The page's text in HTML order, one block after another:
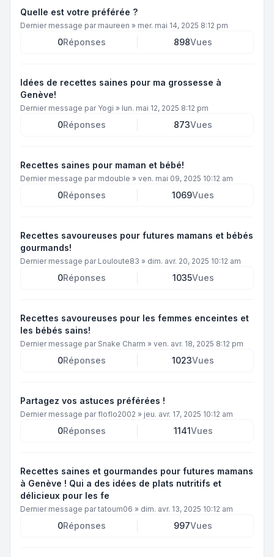
Quelle est votre préférée ?
Dernier message par maureen » mer. mai 14, 2025 8:12 pm
0Réponses 898Vues
Idées de recettes saines pour ma grossesse à
Genève!
Dernier message par Yogi » lun. mai 12, 2025 8:12 pm
0Réponses 873Vues
Recettes saines pour maman et bébé!
Dernier message par mdouble » ven. mai 09, 2025 10:12 am
0Réponses 1069Vues
Recettes savoureuses pour futures mamans et bébés
gourmands!
Dernier message par Louloute83 » dim. avr. 20, 2025 10:12 am
0Réponses 1035Vues
Recettes savoureuses pour les femmes enceintes et
les bébés sains!
Dernier message par Snake Charm » ven. avr. 18, 2025 8:12 pm
0Réponses 1023Vues
Partagez vos astuces préférées !
Dernier message parfloflo2002 » jeu. avr. 17, 2025 10:12 am
0Réponses 1141Vues
Recettes saines et gourmandes pour futures mamans
à Genève ! Qui a des idées de plats nutritifs et
délicieux pour les fe
Dernier message partatoum06 » dim. avr. 13, 2025 10:12 am
0Réponses 997Vues